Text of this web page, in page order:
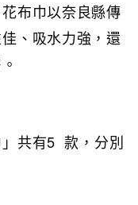
布巾以奈良縣傳
、吸水力強，還
共有5 款，分別